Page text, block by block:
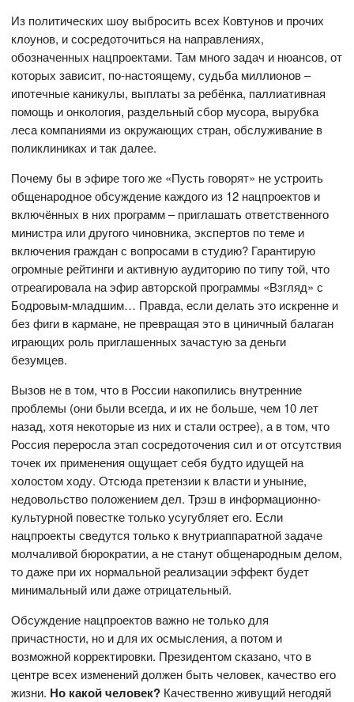
Из политических шоу выбросить всех Ковтунов и прочих
клоунов, и сосредоточиться на направлениях,
обозначенных нацпроектами. Там много задач и нюансов, от
которых зависит, по-настоящему, судьба миллионов –
ипотечные каникулы, выплаты за ребёнка, паллиативная
помощь и онкология, раздельный сбор мусора, вырубка
леса компаниями из окружающих стран, обслуживание в
поликлиниках и так далее.
Почему бы в эфире того же «Пусть говорят» не устроить
общенародное обсуждение каждого из 12 нацпроектов и
включённых в них программ – приглашать ответственного
министра или другого чиновника, экспертов по теме и
включения граждан с вопросами в студию? Гарантирую
огромные рейтинги и активную аудиторию по типу той, что
отреагировала на эфир авторской программы «Взгляд» с
Бодровым-младшим… Правда, если делать это искренне и
без фиги в кармане, не превращая это в циничный балаган
играющих роль приглашенных зачастую за деньги
безумцев.
Вызов не в том, что в России накопились внутренние
проблемы (они были всегда, и их не больше, чем 10 лет
назад, хотя некоторые из них и стали острее), а в том, что
Россия переросла этап сосредоточения сил и от отсутствия
точек их применения ощущает себя будто идущей на
холостом ходу. Отсюда претензии к власти и уныние,
недовольство положением дел. Трэш в информационно-
культурной повестке только усугубляет его. Если
нацпроекты сведутся только к внутриаппаратной задаче
молчаливой бюрократии, а не станут общенародным делом,
то даже при их нормальной реализации эффект будет
минимальный или даже отрицательный.
Обсуждение нацпроектов важно не только для
причастности, но и для их осмысления, а потом и
возможной корректировки. Президентом сказано, что в
центре всех изменений должен быть человек, качество его
жизни. Но какой человек? Качественно живущий негодяй